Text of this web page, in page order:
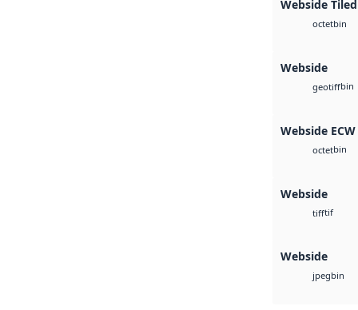
Webside
octetbin
Webside
geotiffbin
Webside ECW
octetbin
Webside
tifftif
Webside
jpegbin